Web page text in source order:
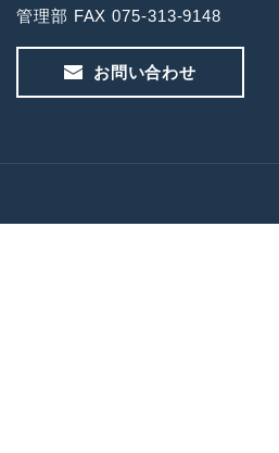
管理部 FAX 075-313-9148
お問い合わせ